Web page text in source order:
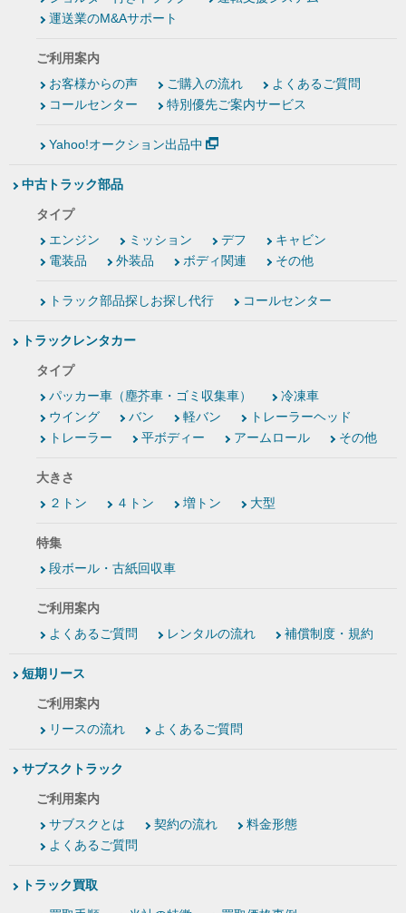
運送業のM&Aサポート
ご利用案内
お客様からの声
ご購入の流れ
よくあるご質問
コールセンター
特別優先ご案内サービス
Yahoo!オークション出品中
中古トラック部品
タイプ
エンジン
ミッション デフ
キャビン
電装品
外装品 ボディ関連 その他
トラック部品探しお探し代行 コールセンター
トラックレンタカー
タイプ
パッカー車（塵芥車・ゴミ収集車）
冷凍車
ウイング
バン 軽バン
トレーラーヘッド
トレーラー
平ボディー アームロール その他
大きさ
２トン
４トン 増トン 大型
特集
段ボール・古紙回収車
ご利用案内
よくあるご質問
レンタルの流れ 補償制度・規約
短期リース
ご利用案内
リースの流れ
よくあるご質問
サブスクトラック
ご利用案内
サブスクとは
契約の流れ
料金形態
よくあるご質問
トラック買取